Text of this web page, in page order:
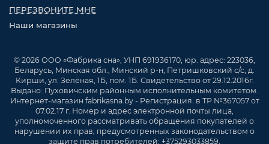
ПЕРЕЗВОНИТЕ МНЕ
Наши магазины
© 2026 ООО «Фабрика сна», УНП 691936170, юр. адрес: 223036,
Беларусь, Минская обл., Минский р-н, Петришковский с/с, д.
Кирши, ул. Зелёная, 1Б, пом. 1Б. Свидетельство от 29.12.2016г.
Выдано: Пуховичским районным исполнительным комитетом.
Интернет-магазин fabrikasna.by - Регистрация. в ТР №367057 от
07.02.17 г. Номер и адрес электронной почты лица,
уполномоченного рассматривать обращения покупателей о
нарушении их прав, предусмотренных законодательством о
защите прав потребителей: +375293033859,